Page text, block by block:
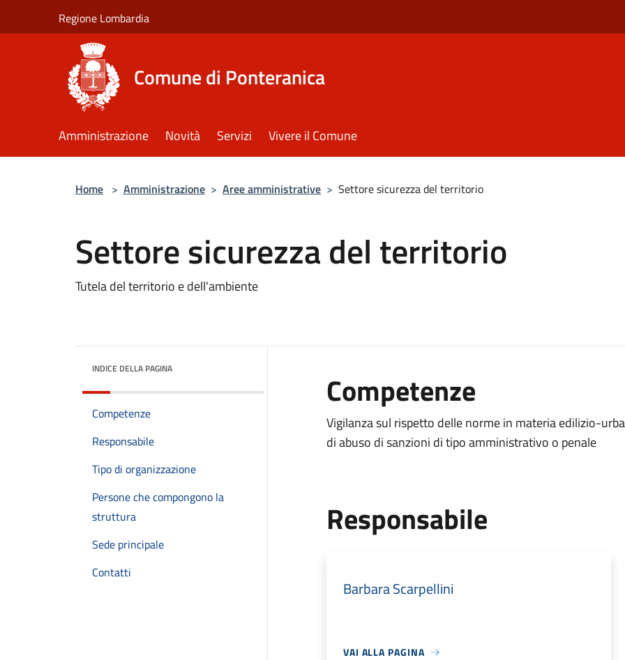
Regione Lombardia
Comune di Ponteranica
Amministrazione Novità Servizi Vivere il Comune
Home > Amministrazione > Aree amministrative > Settore sicurezza del territorio
Settore sicurezza del territorio
Tutela del territorio e dell'ambiente
INDICE DELLA PAGINA
Competenze
Responsabile
Tipo di organizzazione
Persone che compongono la
struttura
Sede principale
Contatti
Competenze
Vigilanza sul rispetto delle norme in materia edilizio-
di abuso di sanzioni di tipo amministrativo o penale
Responsabile
Barbara Scarpellini
VAI ALLA PAGINA